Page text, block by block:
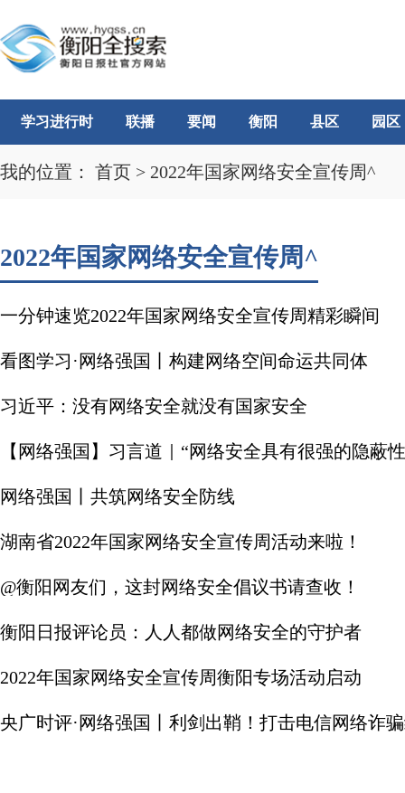
学习进行时 联播 要闻 衡阳 县区 园区
我的位置： 首页 > 2022年国家网络安全宣传周^
2022年国家网络安全宣传周^
一分钟速览2022年国家网络安全宣传周精彩瞬间
看图学习·网络强国丨构建网络空间命运共同体
习近平：没有网络安全就没有国家安全
【网络强国】习言道｜“网络安全具有很强的隐蔽
网络强国丨共筑网络安全防线
湖南省2022年国家网络安全宣传周活动来啦！
@衡阳网友们，这封网络安全倡议书请查收！
衡阳日报评论员：人人都做网络安全的守护者
2022年国家网络安全宣传周衡阳专场活动启动
央广时评·网络强国丨利剑出鞘！打击电信网络诈